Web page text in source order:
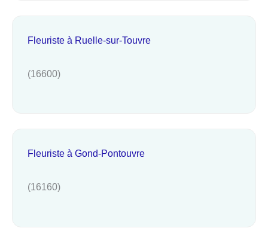
Fleuriste à Ruelle-sur-Touvre
(16600)
Fleuriste à Gond-Pontouvre
(16160)